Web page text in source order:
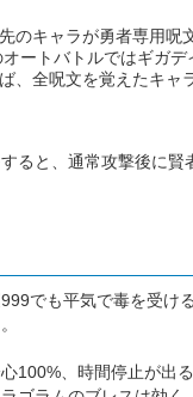
のキャラが勇者専用
ートバトルではギガ
、全呪文を覚えたキャ
ると、通常攻撃後に賢
でも平気で毒を受け
100%、時間停止が出る